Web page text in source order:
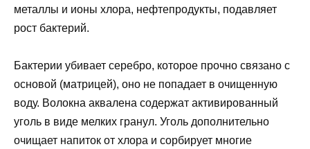
металлы и ионы хлора, нефтепродукты, подавляет
рост бактерий.
Бактерии убивает серебро, которое прочно связано с
основой (матрицей), оно не попадает в очищенную
воду. Волокна аквалена содержат активированный
уголь в виде мелких гранул. Уголь дополнительно
очищает напиток от хлора и сорбирует многие